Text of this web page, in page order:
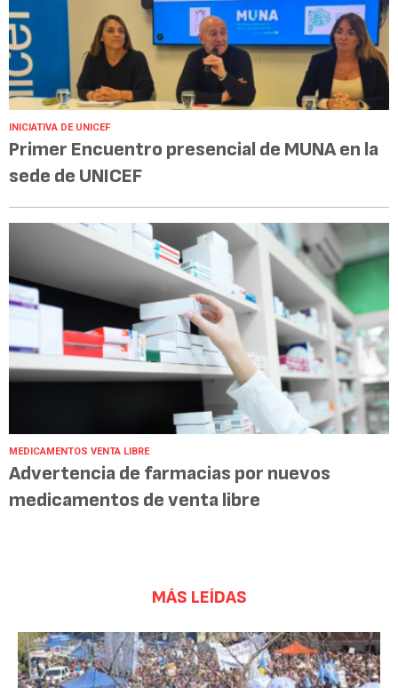
INICIATIVA DE UNICEF
Primer Encuentro presencial de MUNA en la
sede de UNICEF
MEDICAMENTOS VENTA LIBRE
Advertencia de farmacias por nuevos
medicamentos de venta libre
MÁS LEÍDAS